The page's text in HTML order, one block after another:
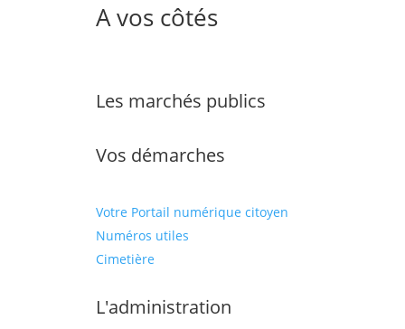
A vos côtés
Les marchés publics
Vos démarches
Votre Portail numérique citoyen
Numéros utiles
Cimetière
L'administration